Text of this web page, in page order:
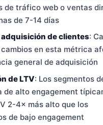
de tráfico web o ventas
de 7-14 días
adquisición de clientes:
en esta métrica
general de adquisición
de LTV: Los segmentos
de alto engagement
2-4× más alto que los
de bajo engagement